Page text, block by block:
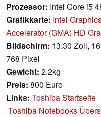
Prozessor: Intel Core i5
Grafikkarte: Intel
Accelerator (GMA) HD
Bildschirm: 13.30 Zoll,
768 Pixel
Gewicht: 2.2kg
Preis: 800 Euro
Links: Toshiba Startseite
Toshiba Notebooks